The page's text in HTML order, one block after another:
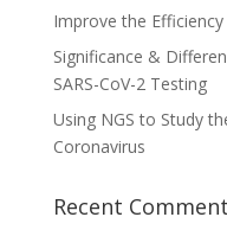
Improve the
Significance &
SARS-CoV-2 Testing
Using NGS to Study
Coronavirus
Recent